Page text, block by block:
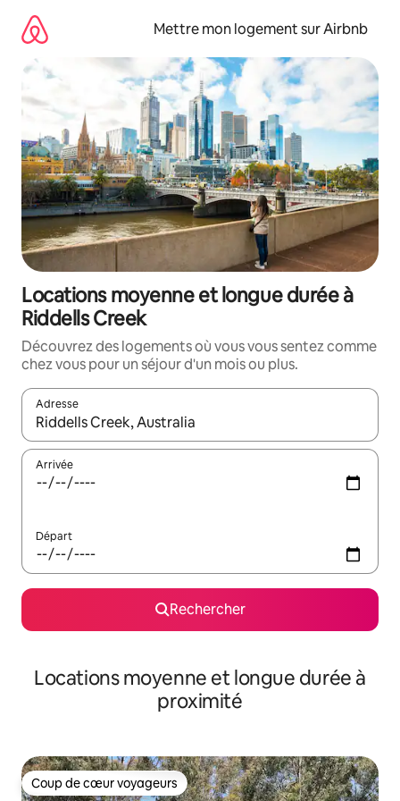
directement
contenu
Mettre mon logement sur Airbnb
Locations moyenne et longue durée à
Riddells Creek
Découvrez des logements où vous vous sentez comme
chez vous pour un séjour d'un mois ou plus.
Adresse
Lorsque les résultats s'affichent, utilisez les flèches vers le
Arrivée
Départ
Rechercher
Locations moyenne et longue durée à
proximité
Coup de cœur voyageurs
Coup de cœur voyageurs